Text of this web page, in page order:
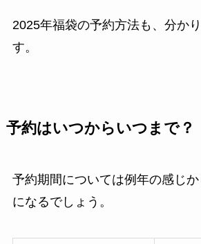
2025年福袋の予約方法も、分か
す。
予約はいつからいつまで？
予約期間については例年の感じ
になるでしょう。